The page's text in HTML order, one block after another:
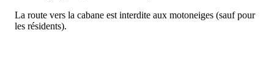
La route vers la cabane est interdite aux motoneiges (sauf pour
les résidents).